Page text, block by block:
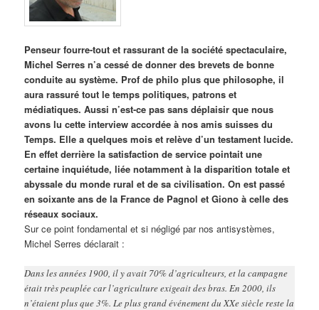
Penseur fourre-tout et rassurant de la société spectaculaire,
Michel Serres n’a cessé de donner des brevets de bonne
conduite au système. Prof de philo plus que philosophe, il
aura rassuré tout le temps politiques, patrons et
médiatiques. Aussi n’est-ce pas sans déplaisir que nous
avons lu cette interview accordée à nos amis suisses du
Temps. Elle a quelques mois et relève d’un testament lucide.
En effet derrière la satisfaction de service pointait une
certaine inquiétude, liée notamment à la disparition totale et
abyssale du monde rural et de sa civilisation. On est passé
en soixante ans de la France de Pagnol et Giono à celle des
réseaux sociaux.
Sur ce point fondamental et si négligé par nos antisystèmes,
Michel Serres déclarait :
Dans les années 1900, il y avait 70% d’agriculteurs, et la campagne
était très peuplée car l’agriculture exigeait des bras. En 2000, ils
n’étaient plus que 3%. Le plus grand événement du XXe siècle reste la